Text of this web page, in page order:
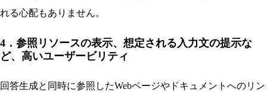
れる心配もありません。
4．参照リソースの表示、想定される入力文の提示な
ど、高いユーザービリティ
回答生成と同時に参照したWebページやドキュメントへのリン